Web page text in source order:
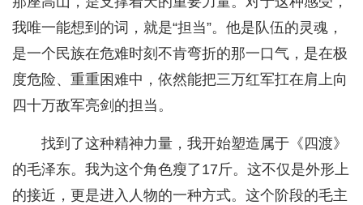
我唯一能想到的词，就是“担当”。他是队伍的灵魂，
是一个民族在危难时刻不肯弯折的那一口气，是在极
度危险、重重困难中，依然能把三万红军扛在肩上向
四十万敌军亮剑的担当。
找到了这种精神力量，我开始塑造属于《四渡》
的毛泽东。我为这个角色瘦了17斤。这不仅是外形上
的接近，更是进入人物的一种方式。这个阶段的毛主